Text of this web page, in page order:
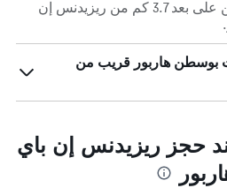
قاعة السمفونية في بوسطن على بعد 3.7 كم من ريزيدنس إن
بوسطن هاربور قريب من
حجز ريزيدنس إن باي